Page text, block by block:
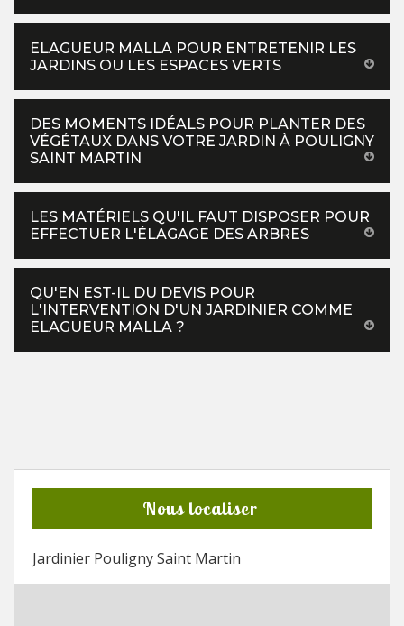
ELAGUEUR MALLA POUR ENTRETENIR LES
JARDINS OU LES ESPACES VERTS
DES MOMENTS IDÉALS POUR PLANTER DES
VÉGÉTAUX DANS VOTRE JARDIN À POULIGNY
SAINT MARTIN
LES MATÉRIELS QU'IL FAUT DISPOSER POUR
EFFECTUER L'ÉLAGAGE DES ARBRES
QU'EN EST-IL DU DEVIS POUR
L'INTERVENTION D'UN JARDINIER COMME
ELAGUEUR MALLA ?
Nous localiser
Jardinier Pouligny Saint Martin